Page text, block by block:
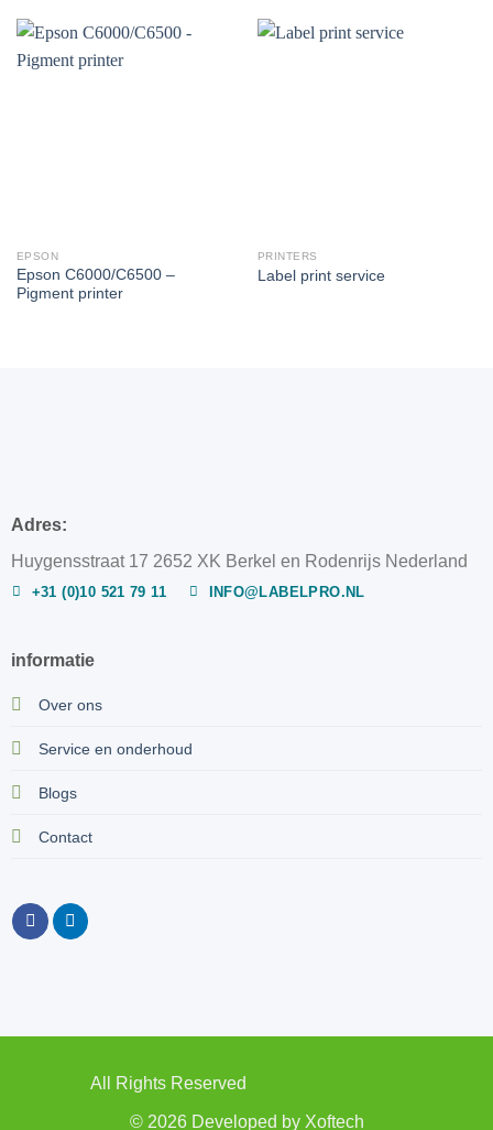
EPSON
Epson C6000/C6500 –
Pigment printer
PRINTERS
Label print service
Adres:
Huygensstraat 17 2652 XK Berkel en Rodenrijs Nederland
+31 (0)10 521 79 11 INFO@LABELPRO.NL
informatie
Over ons
Service en onderhoud
Blogs
Contact
© 2026 Developed by Xoftech
All Rights Reserved